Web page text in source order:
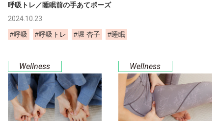
呼吸トレ／睡眠前の手あてポーズ
2024.10.23
#呼吸
#呼吸トレ #堀 杏子 #睡眠
Wellness Wellness